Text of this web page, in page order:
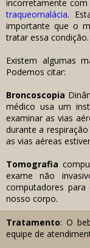
incorretamente
traqueomalácia.
importante que o
tratar essa condição.
Existem algumas
Podemos citar:
Broncoscopia
médico usa um
examinar as vias
durante a
as vias aéreas
Tomografia
exame não
computadores para
nosso corpo.
Tratamento: O
equipe de